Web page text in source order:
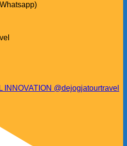
INNOVATION @dejogjatourtravel